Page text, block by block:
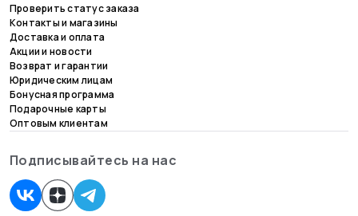
Проверить статус заказа
Контакты и магазины
Доставка и оплата
Акции и новости
Возврат и гарантии
Юридическим лицам
Бонусная программа
Подарочные карты
Оптовым клиентам
Подписывайтесь на нас